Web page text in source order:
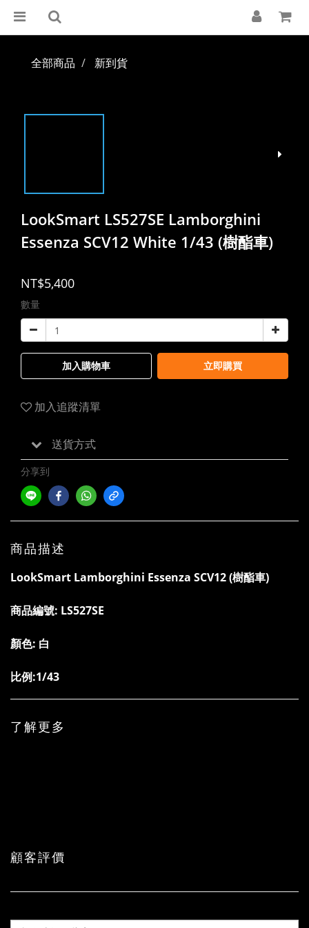
全部商品 新到貨
LookSmart LS527SE Lamborghini
Essenza SCV12 White 1/43 (樹酯車)
NT$5,400
數量
加入購物車 立即購買
加入追蹤清單
送貨方式
分享到
商品描述
LookSmart Lamborghini Essenza SCV12 (樹酯車)
商品編號: LS527SE
顏色: 白
比例:1/43
了解更多
顧客評價